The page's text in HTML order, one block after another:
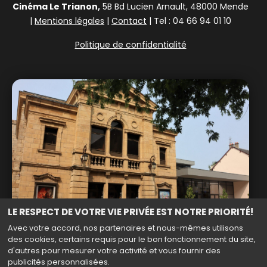
LE RESPECT DE VOTRE VIE PRIVÉE EST NOTRE PRIORITÉ!
Avec votre accord, nos partenaires et nous-mêmes utilisons
des cookies, certains requis pour le bon fonctionnement du site,
d'autres pour mesurer votre activité et vous fournir des
publicités personnalisées.
Cinéma Le Trianon, 5B Bd Lucien Arnault, 48000 Mende
| Mentions légales | Contact | Tel : 04 66 94 01 10
Politique de confidentialité